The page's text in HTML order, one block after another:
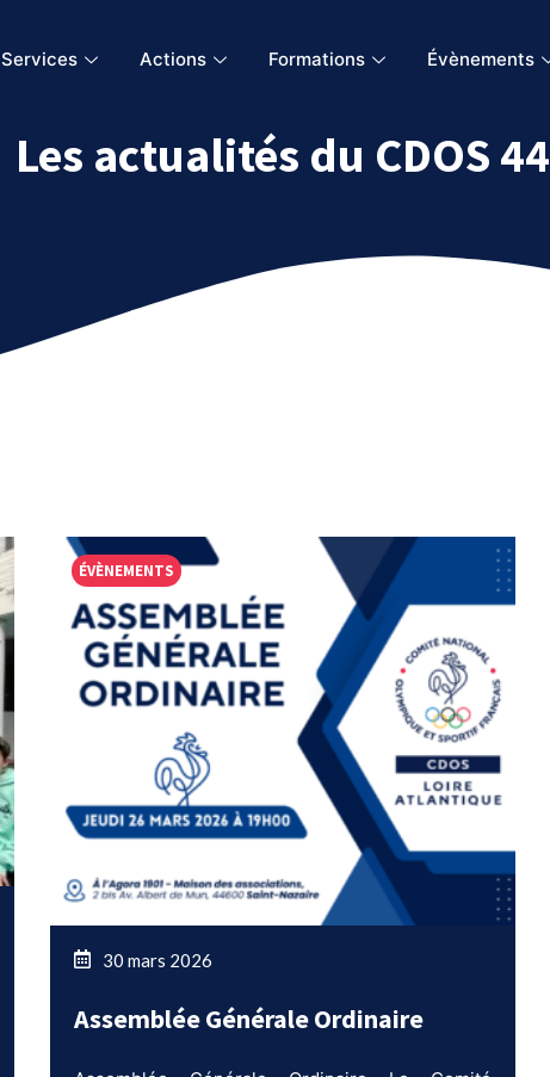
Services Actions Formations Évènements
Les actualités du CDOS 44
ÉVÈNEMENTS
30 mars 2026
Assemblée Générale Ordinaire